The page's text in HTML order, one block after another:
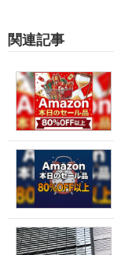
関連記事